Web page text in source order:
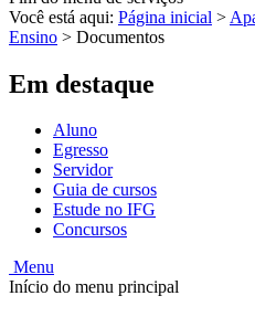
Você está aqui: Página inicial >
Ensino > Documentos
Em destaque
Aluno
Egresso
Servidor
Guia de cursos
Estude no IFG
Concursos
Menu
Início do menu principal